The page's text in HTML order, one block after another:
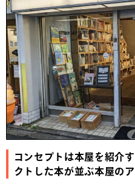
コンセプトは本屋を紹介
クトした本が並ぶ本屋の